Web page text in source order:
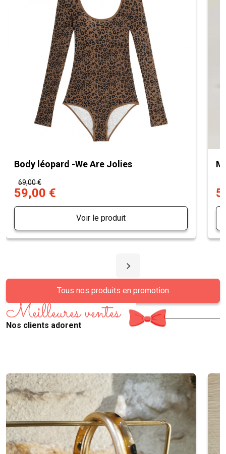
Body léopard -We Are Jolies
69,00 €
59,00 €
Voir le produit
Tous nos produits en promotion
Meilleures ventes
Nos clients adorent